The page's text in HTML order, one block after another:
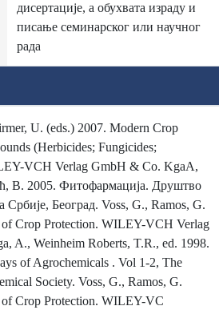
дисертације, а обухвата израду и
писање семинарског или научног
рада
U. (eds.) 2007. Modern Crop
(Herbicides; Fungicides;
VCH Verlag GmbH & Co. KgaA,
В. 2005. Фитофармација. Друштво
Србије, Београд. Voss, G., Ramos, G.
of Crop Protection. WILEY-VCH Verlag
A., Weinheim Roberts, T.R., ed. 1998.
of Agrochemicals . Vol 1-2, The
Society. Voss, G., Ramos, G.
of Crop Protection. WILEY-VC